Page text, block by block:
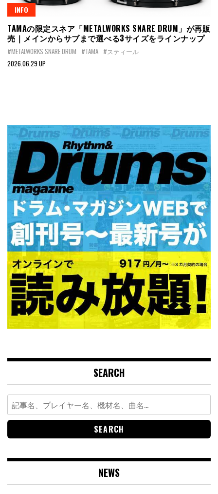
INFO
TAMAの限定スネア「METALWORKS SNARE DRUM」が再販
売｜メインからサブまで選べる3サイズをラインナップ
#METALWORKS SNARE DRUM #TAMA #スティール
2026.06.29 UP
SEARCH
Search
for:
NEWS